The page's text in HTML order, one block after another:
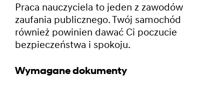
Praca nauczyciela to jeden z zawodów
zaufania publicznego. Twój samochód
również powinien dawać Ci poczucie
bezpieczeństwa i spokoju.
Wymagane dokumenty